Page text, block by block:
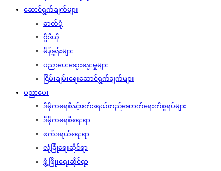
ဆောင်ရွက်ချက်များ
ဓာတ်ပုံ
ဗွီဒီယို
မိန့်ခွန်းများ
ပညာပေးဆွေးနွေးမှုများ
ငြိမ်းချမ်းရေးဆောင်ရွက်ချက်များ
ပညာပေး
ဒီမိုကရေစီနှင့်ဖက်ဒရယ်တည်ဆောက်‌ရေးကိစ္စရပ်များ
ဒီမိုကရေစီရေးရာ
ဖက်ဒရယ်ရေးရာ
လုံခြုံရေးဆိုင်ရာ
ဖွံ့ဖြိုးရေးဆိုင်ရာ